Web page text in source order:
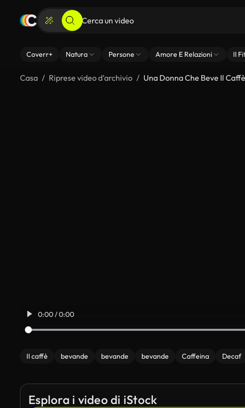
Coverr+ Natura Persone Amore E Relazioni Il
Casa Riprese video d’archivio Una Donna Che Beve Il
0:00 / 0:00
Il caffè bevande bevande bevande Caffeina Decaf
Esplora i video di iStock